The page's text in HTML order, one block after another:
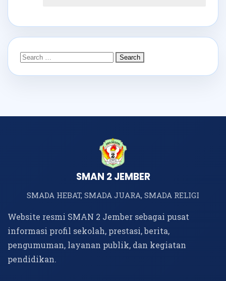
SMAN 2 JEMBER
SMADA HEBAT, SMADA JUARA, SMADA RELIGI
Website resmi SMAN 2 Jember sebagai pusat
informasi profil sekolah, prestasi, berita,
pengumuman, layanan publik, dan kegiatan
pendidikan.